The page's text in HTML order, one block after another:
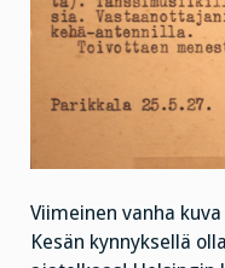
Viimeinen vanha
Kesän kynnyksellä